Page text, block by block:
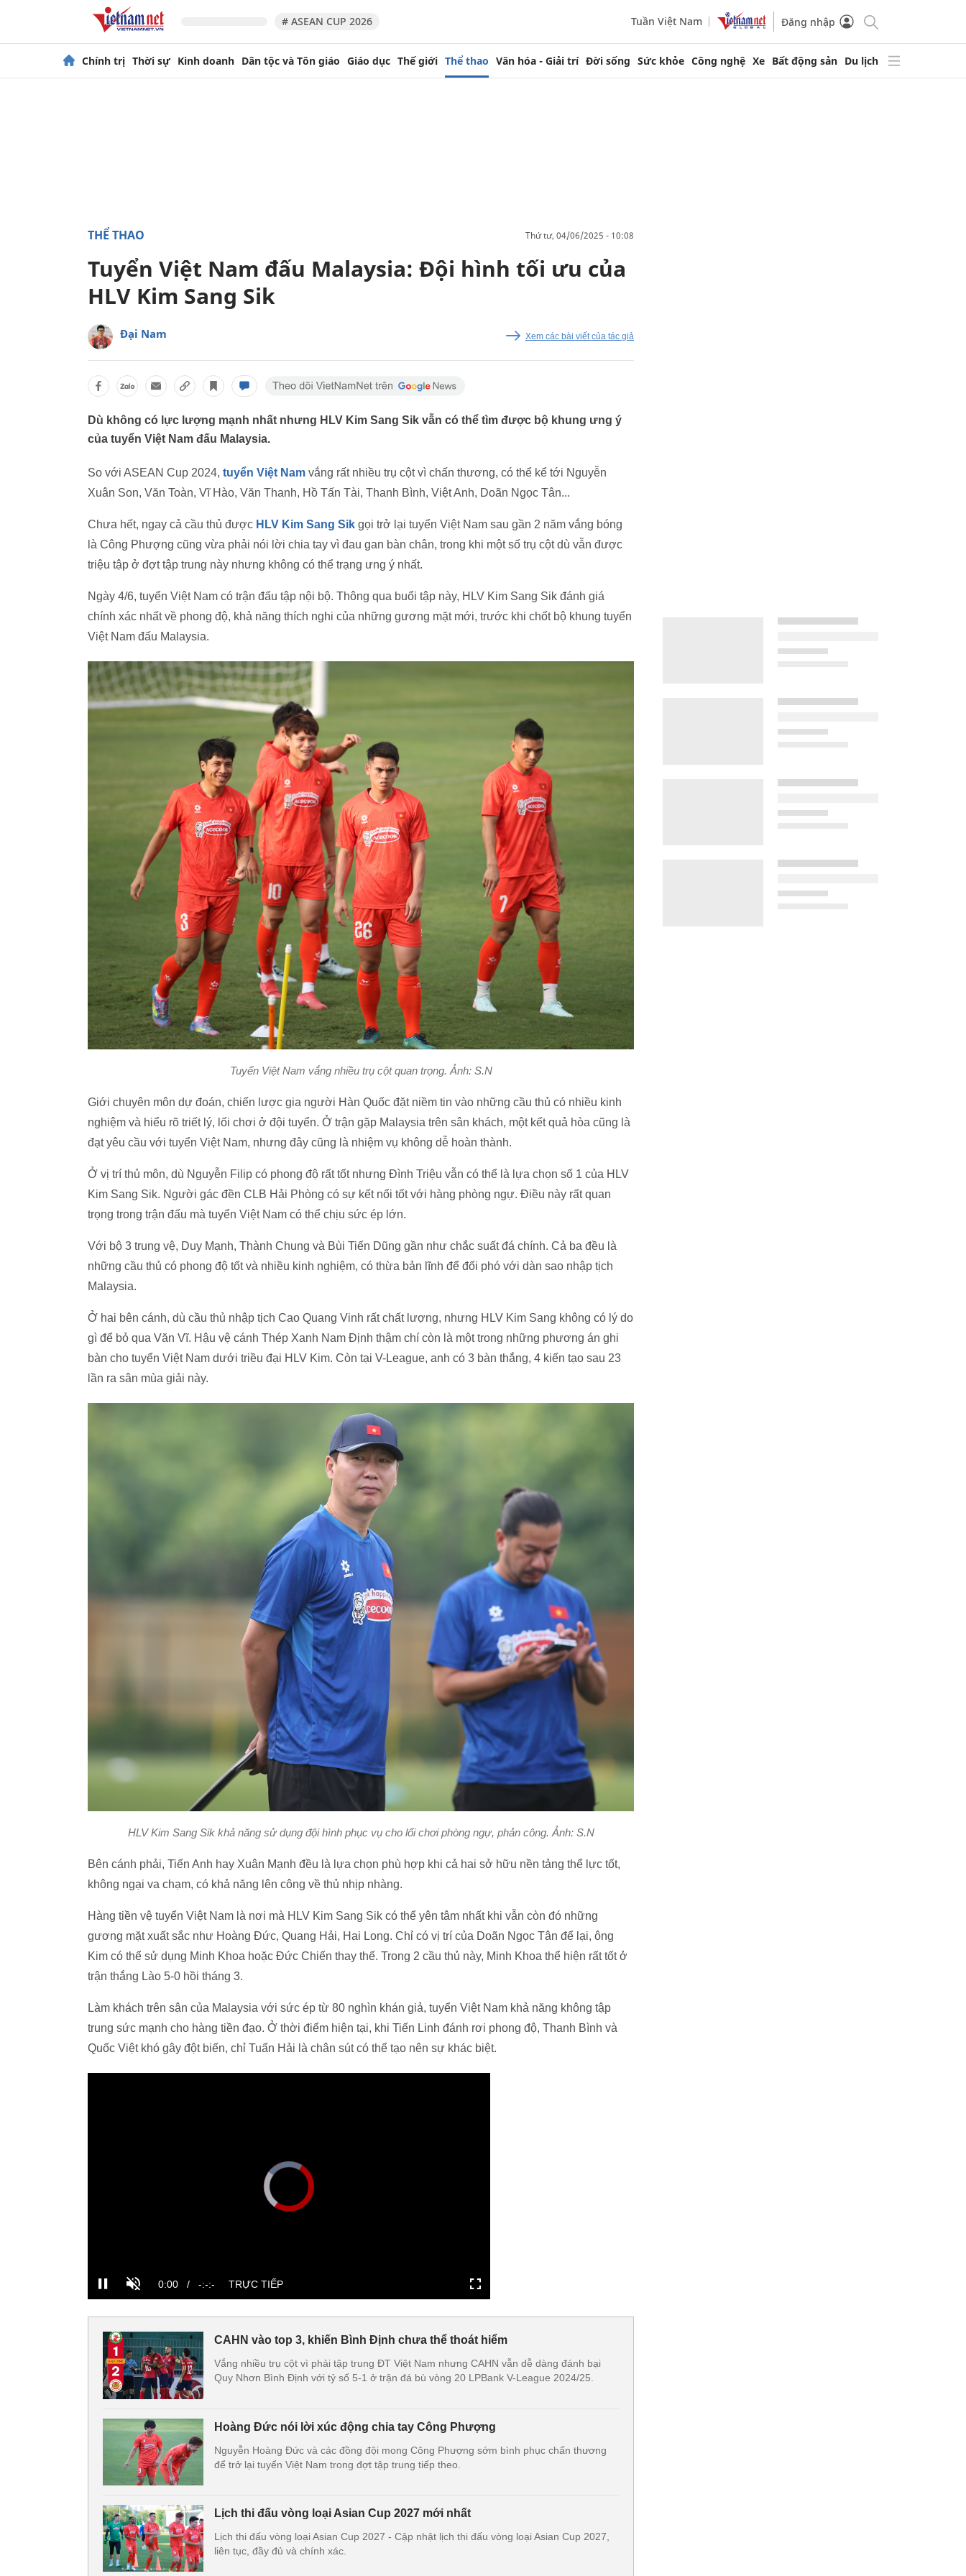
# ASEAN CUP 2026 Tuần Việt Nam Đăng nhập
Chính trị Thời sự Kinh doanh Dân tộc và Tôn giáo Giáo dục Thế giới Thể thao Văn hóa - Giải trí Đời sống Sức khỏe Công nghệ Xe Bất động sản Du lịch
THỂ THAO thứ tư, 04/06/2025 - 10:08
Tuyển Việt Nam đấu Malaysia: Đội hình tối ưu của
HLV Kim Sang Sik
Đại Nam Xem các bài viết của tác giả
Dù không có lực lượng mạnh nhất nhưng HLV Kim Sang Sik vẫn có thể tìm được bộ khung ưng ý
của tuyển Việt Nam đấu Malaysia.
So với ASEAN Cup 2024, tuyển Việt Nam vắng rất nhiều trụ cột vì chấn thương, có thể kể tới Nguyễn
Xuân Son, Văn Toàn, Vĩ Hào, Văn Thanh, Hồ Tấn Tài, Thanh Bình, Việt Anh, Doãn Ngọc Tân...
Chưa hết, ngay cả cầu thủ được HLV Kim Sang Sik gọi trở lại tuyển Việt Nam sau gần 2 năm vắng bóng
là Công Phượng cũng vừa phải nói lời chia tay vì đau gan bàn chân, trong khi một số trụ cột dù vẫn được
triệu tập ở đợt tập trung này nhưng không có thể trạng ưng ý nhất.
Ngày 4/6, tuyển Việt Nam có trận đấu tập nội bộ. Thông qua buổi tập này, HLV Kim Sang Sik đánh giá
chính xác nhất về phong độ, khả năng thích nghi của những gương mặt mới, trước khi chốt bộ khung tuyển
Việt Nam đấu Malaysia.
Tuyển Việt Nam vắng nhiều trụ cột quan trọng. Ảnh: S.N
Giới chuyên môn dự đoán, chiến lược gia người Hàn Quốc đặt niềm tin vào những cầu thủ có nhiều kinh
nghiệm và hiểu rõ triết lý, lối chơi ở đội tuyển. Ở trận gặp Malaysia trên sân khách, một kết quả hòa cũng là
đạt yêu cầu với tuyển Việt Nam, nhưng đây cũng là nhiệm vụ không dễ hoàn thành.
Ở vị trí thủ môn, dù Nguyễn Filip có phong độ rất tốt nhưng Đình Triệu vẫn có thể là lựa chọn số 1 của HLV
Kim Sang Sik. Người gác đền CLB Hải Phòng có sự kết nối tốt với hàng phòng ngự. Điều này rất quan
trọng trong trận đấu mà tuyển Việt Nam có thể chịu sức ép lớn.
Với bộ 3 trung vệ, Duy Mạnh, Thành Chung và Bùi Tiến Dũng gần như chắc suất đá chính. Cả ba đều là
những cầu thủ có phong độ tốt và nhiều kinh nghiệm, có thừa bản lĩnh để đối phó với dàn sao nhập tịch
Malaysia.
Ở hai bên cánh, dù cầu thủ nhập tịch Cao Quang Vinh rất chất lượng, nhưng HLV Kim Sang không có lý do
gì để bỏ qua Văn Vĩ. Hậu vệ cánh Thép Xanh Nam Định thậm chí còn là một trong những phương án ghi
bàn cho tuyển Việt Nam dưới triều đại HLV Kim. Còn tại V-League, anh có 3 bàn thắng, 4 kiến tạo sau 23
lần ra sân mùa giải này.
HLV Kim Sang Sik khả năng sử dụng đội hình phục vụ cho lối chơi phòng ngự, phản công. Ảnh: S.N
Bên cánh phải, Tiến Anh hay Xuân Mạnh đều là lựa chọn phù hợp khi cả hai sở hữu nền tảng thể lực tốt,
không ngại va chạm, có khả năng lên công về thủ nhịp nhàng.
Hàng tiền vệ tuyển Việt Nam là nơi mà HLV Kim Sang Sik có thể yên tâm nhất khi vẫn còn đó những
gương mặt xuất sắc như Hoàng Đức, Quang Hải, Hai Long. Chỉ có vị trí của Doãn Ngọc Tân để lại, ông
Kim có thể sử dụng Minh Khoa hoặc Đức Chiến thay thế. Trong 2 cầu thủ này, Minh Khoa thể hiện rất tốt ở
trận thắng Lào 5-0 hồi tháng 3.
Làm khách trên sân của Malaysia với sức ép từ 80 nghìn khán giả, tuyển Việt Nam khả năng không tập
trung sức mạnh cho hàng tiền đạo. Ở thời điểm hiện tại, khi Tiến Linh đánh rơi phong độ, Thanh Bình và
Quốc Việt khó gây đột biến, chỉ Tuấn Hải là chân sút có thể tạo nên sự khác biệt.
CAHN vào top 3, khiến Bình Định chưa thể thoát hiểm
Vắng nhiều trụ cột vì phải tập trung ĐT Việt Nam nhưng CAHN vẫn dễ dàng đánh bại
Quy Nhơn Bình Định với tỷ số 5-1 ở trận đá bù vòng 20 LPBank V-League 2024/25.
Hoàng Đức nói lời xúc động chia tay Công Phượng
Nguyễn Hoàng Đức và các đồng đội mong Công Phượng sớm bình phục chấn thương
để trở lại tuyển Việt Nam trong đợt tập trung tiếp theo.
Lịch thi đấu vòng loại Asian Cup 2027 mới nhất
Lịch thi đấu vòng loại Asian Cup 2027 - Cập nhật lịch thi đấu vòng loại Asian Cup 2027,
liên tục, đầy đủ và chính xác.